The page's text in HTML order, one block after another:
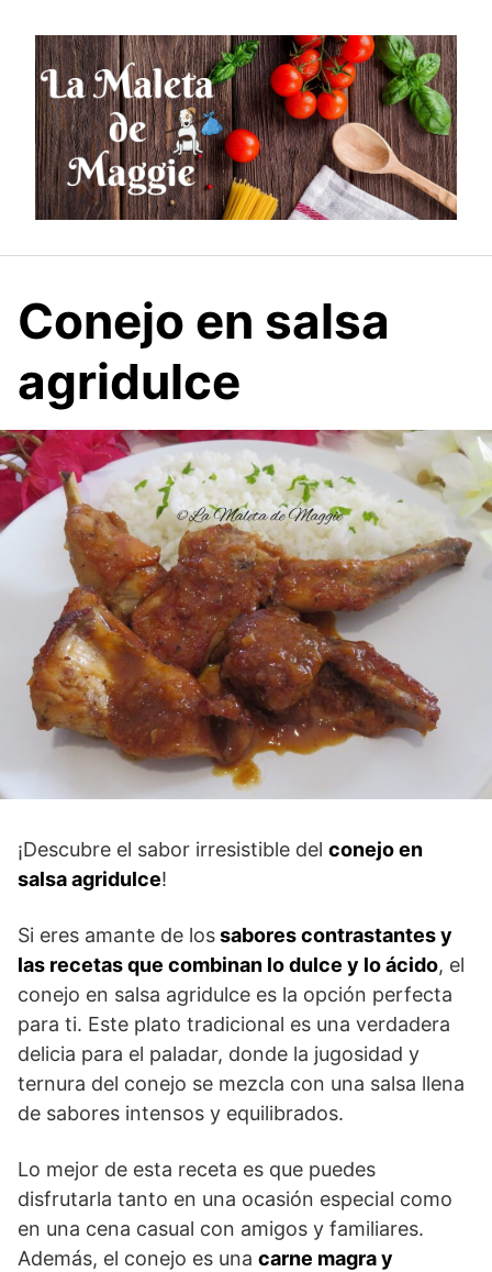
contenido
Conejo en salsa
agridulce
¡Descubre el sabor irresistible del conejo en
salsa agridulce!
Si eres amante de lossabores contrastantes y
las recetas que combinan lo dulce y lo ácido, el
conejo en salsa agridulce es la opción perfecta
para ti. Este plato tradicional es una verdadera
delicia para el paladar, donde la jugosidad y
ternura del conejo se mezcla con una salsa llena
de sabores intensos y equilibrados.
Lo mejor de esta receta es que puedes
disfrutarla tanto en una ocasión especial como
en una cena casual con amigos y familiares.
Además, el conejo es una carne magra y